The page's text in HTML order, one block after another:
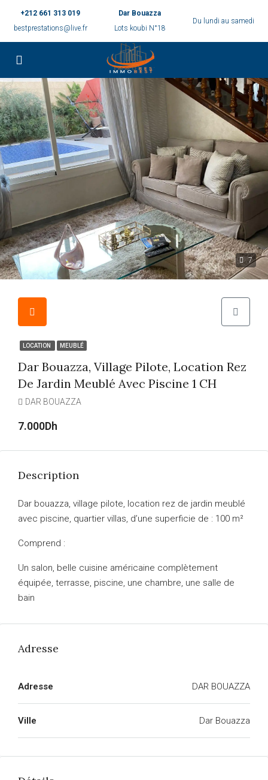
+212 661 313 019
bestprestations@live.fr
Dar Bouazza
Lots koubi N°18
Du lundi au samedi
7
LOCATION MEUBLÉ
Dar Bouazza, Village Pilote, Location Rez
De Jardin Meublé Avec Piscine 1 CH
DAR BOUAZZA
7.000Dh
Description
Dar bouazza, village pilote, location rez de jardin meublé
avec piscine, quartier villas, d’une superficie de : 100 m²
Comprend :
Un salon, belle cuisine américaine complètement
équipée, terrasse, piscine, une chambre, une salle de
bain
Adresse
Adresse DAR BOUAZZA
Ville Dar Bouazza